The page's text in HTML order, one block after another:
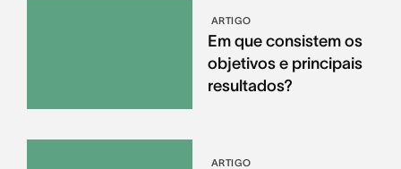
ARTIGO
Em que consistem os
objetivos e principais
resultados?
ARTIGO